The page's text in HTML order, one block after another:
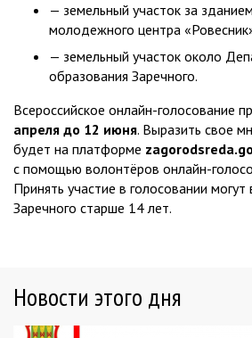
— земельный участок за зданием
молодежного центра
— земельный участок около
образования Заречного.
Всероссийское онлайн-голосование
апреля до 12 июня. Выразить свое
будет на платформе
с помощью волонтёров онлайн-
Принять участие в голосовании могут
Заречного старше 14 лет.
Новости этого дня